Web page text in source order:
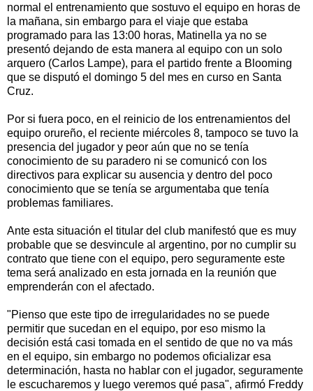
normal el entrenamiento que sostuvo el equipo en horas de
la mañana, sin embargo para el viaje que estaba
programado para las 13:00 horas, Matinella ya no se
presentó dejando de esta manera al equipo con un solo
arquero (Carlos Lampe), para el partido frente a Blooming
que se disputó el domingo 5 del mes en curso en Santa
Cruz.
Por si fuera poco, en el reinicio de los entrenamientos del
equipo orureño, el reciente miércoles 8, tampoco se tuvo la
presencia del jugador y peor aún que no se tenía
conocimiento de su paradero ni se comunicó con los
directivos para explicar su ausencia y dentro del poco
conocimiento que se tenía se argumentaba que tenía
problemas familiares.
Ante esta situación el titular del club manifestó que es muy
probable que se desvincule al argentino, por no cumplir su
contrato que tiene con el equipo, pero seguramente este
tema será analizado en esta jornada en la reunión que
emprenderán con el afectado.
"Pienso que este tipo de irregularidades no se puede
permitir que sucedan en el equipo, por eso mismo la
decisión está casi tomada en el sentido de que no va más
en el equipo, sin embargo no podemos oficializar esa
determinación, hasta no hablar con el jugador, seguramente
le escucharemos y luego veremos qué pasa", afirmó Freddy